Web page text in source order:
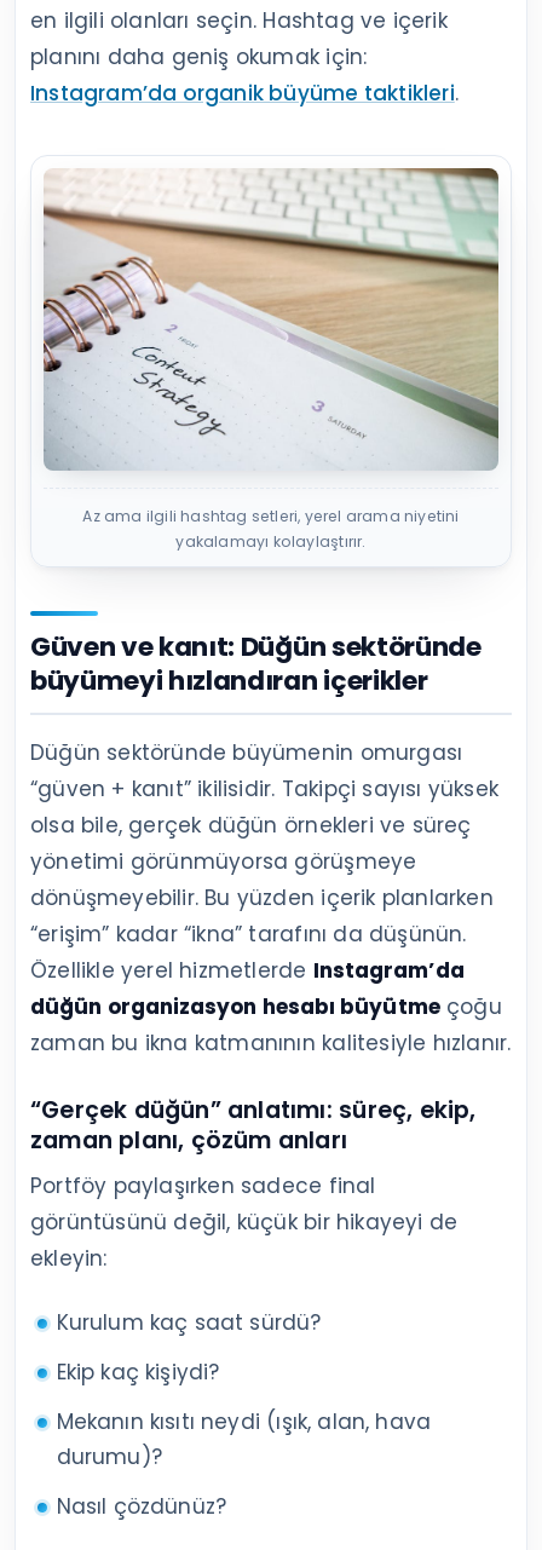
en ilgili olanları seçin. Hashtag ve içerik
planını daha geniş okumak için:
Instagram’da organik büyüme taktikleri.
Az ama ilgili hashtag setleri, yerel arama niyetini
yakalamayı kolaylaştırır.
Güven ve kanıt: Düğün sektöründe
büyümeyi hızlandıran içerikler
Düğün sektöründe büyümenin omurgası
“güven + kanıt” ikilisidir. Takipçi sayısı yüksek
olsa bile, gerçek düğün örnekleri ve süreç
yönetimi görünmüyorsa görüşmeye
dönüşmeyebilir. Bu yüzden içerik planlarken
“erişim” kadar “ikna” tarafını da düşünün.
Özellikle yerel hizmetlerde Instagram’da
düğün organizasyon hesabı büyütmeçoğu
zaman bu ikna katmanının kalitesiyle hızlanır.
“Gerçek düğün” anlatımı: süreç, ekip,
zaman planı, çözüm anları
Portföy paylaşırken sadece final
görüntüsünü değil, küçük bir hikayeyi de
ekleyin:
Kurulum kaç saat sürdü?
Ekip kaç kişiydi?
Mekanın kısıtı neydi (ışık, alan, hava
durumu)?
Nasıl çözdünüz?